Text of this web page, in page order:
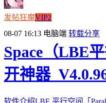
发帖狂魔VIP2
08-07 16:13 电脑端 转载分享
Space（LBE
开神器
软件介绍LBE 平行空间「